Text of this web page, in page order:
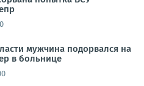
мужчина подорвался на
в больнице